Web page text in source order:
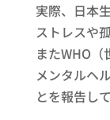
実際、日本
ストレスや
またWHO
メンタルヘ
とを報告し